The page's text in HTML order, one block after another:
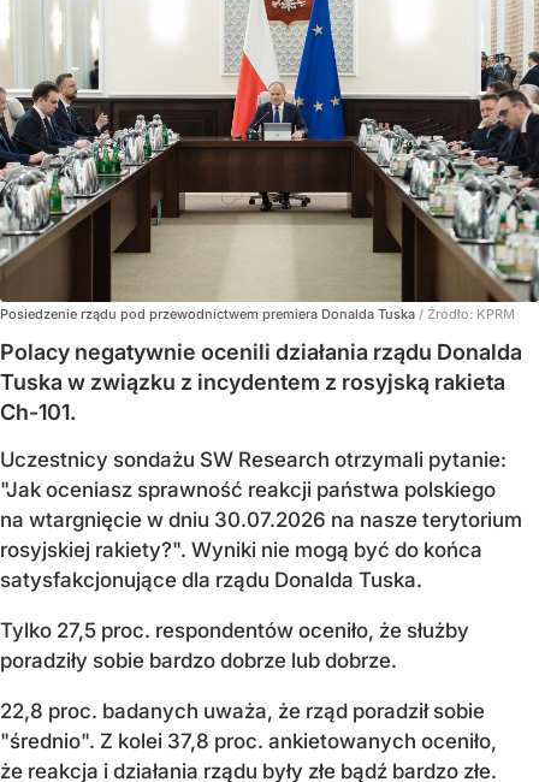
Posiedzenie rządu pod przewodnictwem premiera Donalda Tuska / Źródło: KPRM
Polacy negatywnie ocenili działania rządu Donalda
Tuska w związku z incydentem z rosyjską rakieta
Ch-101.
Uczestnicy sondażu SW Research otrzymali pytanie:
"Jak oceniasz sprawność reakcji państwa polskiego
na wtargnięcie w dniu 30.07.2026 na nasze terytorium
rosyjskiej rakiety?". Wyniki nie mogą być do końca
satysfakcjonujące dla rządu Donalda Tuska.
Tylko 27,5 proc. respondentów oceniło, że służby
poradziły sobie bardzo dobrze lub dobrze.
22,8 proc. badanych uważa, że rząd poradził sobie
"średnio". Z kolei 37,8 proc. ankietowanych oceniło,
że reakcja i działania rządu były złe bądź bardzo złe.